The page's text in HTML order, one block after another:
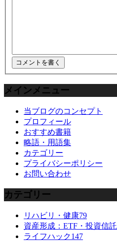
メインメニュー
当ブログのコンセプト
プロフィール
おすすめ書籍
略語・用語集
カテゴリー
プライバシーポリシー
お問い合わせ
カテゴリー
リハビリ・健康79
資産形成：ETF・投資信託
ライフハック147